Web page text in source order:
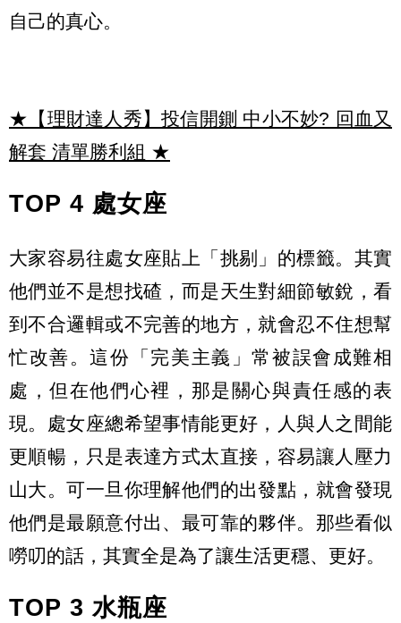
自己的真心。
★【理財達人秀】投信開鍘 中小不妙? 回血又
解套 清單勝利組 ★
TOP 4 處女座
大家容易往處女座貼上「挑剔」的標籤。其實
他們並不是想找碴，而是天生對細節敏銳，看
到不合邏輯或不完善的地方，就會忍不住想幫
忙改善。這份「完美主義」常被誤會成難相
處，但在他們心裡，那是關心與責任感的表
現。處女座總希望事情能更好，人與人之間能
更順暢，只是表達方式太直接，容易讓人壓力
山大。可一旦你理解他們的出發點，就會發現
他們是最願意付出、最可靠的夥伴。那些看似
嘮叨的話，其實全是為了讓生活更穩、更好。
TOP 3 水瓶座